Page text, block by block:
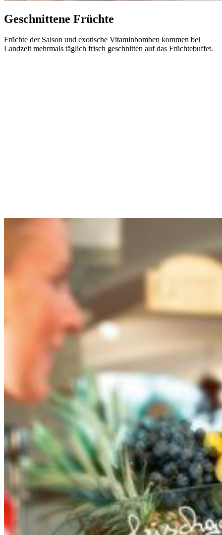
Geschnittene Früchte
Früchte der Saison und exotische Vitaminbomben kommen bei
Landzeit mehrmals täglich frisch geschnitten auf das Früchtebuffet.